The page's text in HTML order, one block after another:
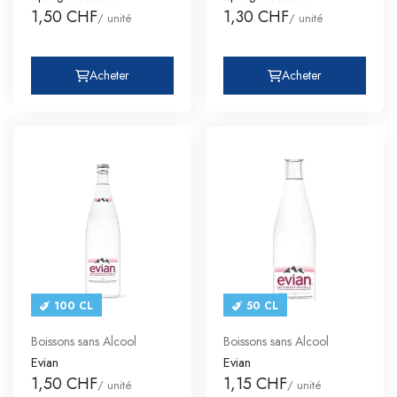
1,50 CHF/ unité
Acheter
1,30 CHF/ unité
Acheter
100 CL
Boissons sans Alcool
Evian
1,50 CHF/ unité
50 CL
Boissons sans Alcool
Evian
1,15 CHF/ unité